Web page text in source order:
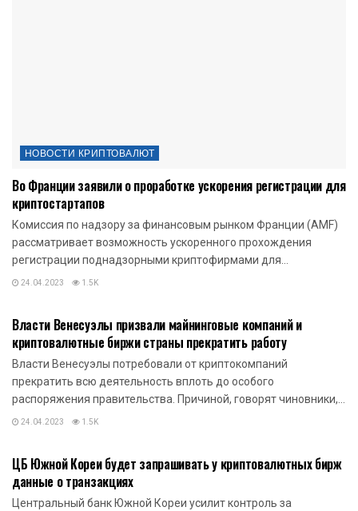
НОВОСТИ КРИПТОВАЛЮТ
Во Франции заявили о проработке ускорения регистрации для
криптостартапов
Комиссия по надзору за финансовым рынком Франции (AMF)
рассматривает возможность ускоренного прохождения
регистрации поднадзорными криптофирмами для...
24.04.2023 1.5K
Власти Венесуэлы призвали майнинговые компаний и
криптовалютные биржи страны прекратить работу
Власти Венесуэлы потребовали от криптокомпаний
прекратить всю деятельность вплоть до особого
распоряжения правительства. Причиной, говорят чиновники,...
24.04.2023 1.5K
ЦБ Южной Кореи будет запрашивать у криптовалютных бирж
данные о транзакциях
Центральный банк Южной Кореи усилит контроль за